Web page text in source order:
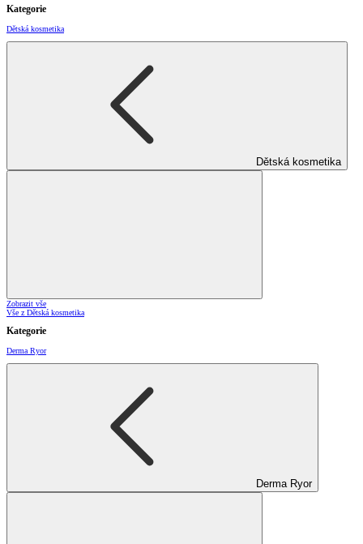
Kategorie
Dětská kosmetika
Dětská kosmetika
Zobrazit vše
Vše z Dětská kosmetika
Kategorie
Derma Ryor
Derma Ryor